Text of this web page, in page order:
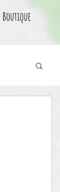
Boutique